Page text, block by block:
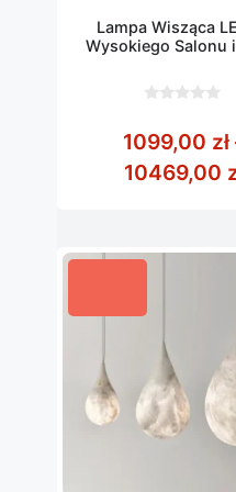
Lampa Wisząca
Wysokiego Salonu
5
1099,00 zł
10469,00